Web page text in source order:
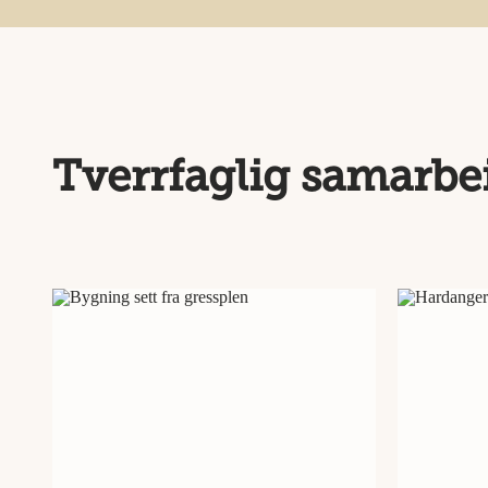
Tverrfaglig